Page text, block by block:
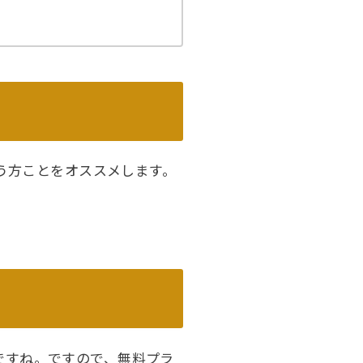
ことをオススメします。
ね。ですので、無料プラ